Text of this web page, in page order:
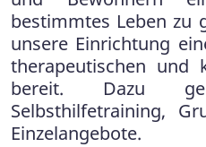
bestimmtes Leben zu
unsere Einrichtung
therapeutischen und
bereit. Dazu
Selbsthilfetraining,
Einzelangebote.